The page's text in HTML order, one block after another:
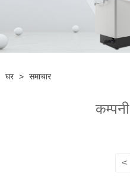
घर > समाचार
<